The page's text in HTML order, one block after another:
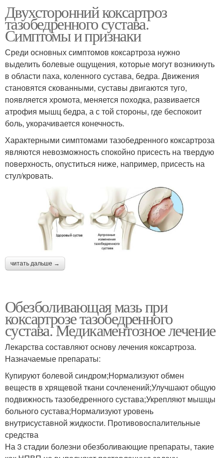
Двухсторонний коксартроз
тазобедренного сустава.
Симптомы и признаки
Среди основных симптомов коксартроза нужно
выделить болевые ощущения, которые могут возникнуть
в области паха, коленного сустава, бедра. Движения
становятся скованными, суставы двигаются туго,
появляется хромота, меняется походка, развивается
атрофия мышц бедра, а с той стороны, где беспокоит
боль, укорачивается конечность.
Характерными симптомами тазобедренного коксартроза
являются невозможность спокойно присесть на твердую
поверхность, опуститься ниже, например, присесть на
стул/кровать.
читать дальше →
Обезболивающая мазь при
коксартрозе тазобедренного
сустава. Медикаментозное лечение
Лекарства составляют основу лечения коксартроза.
Назначаемые препараты:
Купируют болевой синдром;Нормализуют обмен
веществ в хрящевой ткани сочленений;Улучшают общую
подвижность тазобедренного сустава;Укрепляют мышцы
больного сустава;Нормализуют уровень
внутрисуставной жидкости. Противовоспалительные
средства
На 3 стадии болезни обезболивающие препараты, такие